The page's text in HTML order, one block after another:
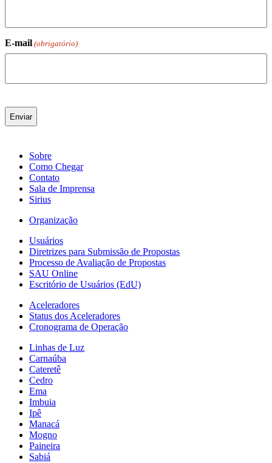
E-mail (obrigatório)
Sobre
Como Chegar
Contato
Sala de Imprensa
Sirius
Organização
Usuários
Diretrizes para Submissão de Propostas
Processo de Avaliação de Propostas
SAU Online
Escritório de Usuários (EdU)
Aceleradores
Status dos Aceleradores
Cronograma de Operação
Linhas de Luz
Carnaúba
Cateretê
Cedro
Ema
Imbuia
Ipê
Manacá
Mogno
Paineira
Sabiá